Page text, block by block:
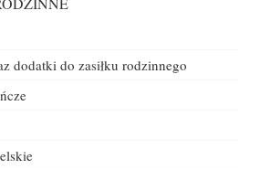
dodatki do zasiłku rodzinnego